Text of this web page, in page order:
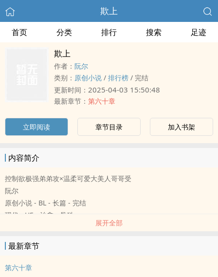
欺上
首页 分类 排行 搜索 足迹
欺上
作者： 阮尔
类别： 原创小说 / 排行榜 / 完结
更新时间： 2025-04-03 15:50:48
最新章节： 第六十章
立即阅读 章节目录 加入书架
内容简介
控制欲极强弟弟攻×温柔可爱大‍‎美‎‌‎人‌‎哥哥受
阮尔
原创小说 - BL - 长篇 - 完结
现代 - HE - 治愈 - 骨科
身世凄惨的亲兄弟相依为命，用爱滋养着彼此重新长出血肉
正文完结，番外在写
展开全部
最新章节
第六十章